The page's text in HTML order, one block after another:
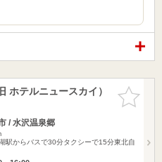
お気に入
りに追加
ホテルニュースカイ）
/ 水沢温泉郷
駅からバスで30分タクシーで15分東北自